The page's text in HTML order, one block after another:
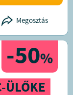
Megosztás
-50%
ÜLŐKE